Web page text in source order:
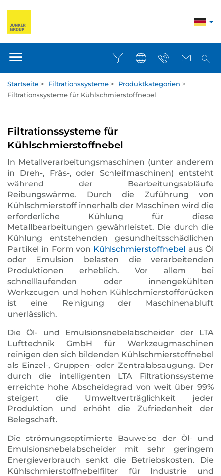
Startseite > Filtrationssysteme > Produktkategorien >
Filtrationssysteme für Kühlschmierstoffnebel
Filtrationssysteme für
Kühlschmierstoffnebel
In Metallverarbeitungsmaschinen (unter anderem
in Dreh-, Fräs-, oder Schleifmaschinen) entsteht
während der Bearbeitungsabläufe
Reibungswärme. Durch die Zuführung von
Kühlschmierstoff innerhalb der Maschinen wird die
erforderliche Kühlung für diese
Metallbearbeitungen gewährleistet. Die durch die
Kühlung entstehenden gesundheitsschädlichen
Partikel in Form von Kühlschmierstoffnebel aus Öl
oder Emulsion belasten die verarbeitenden
Produktionen erheblich. Vor allem bei
schnelllaufenden oder innengekühlten
Werkzeugen und hohen Kühlschmierstoffdrücken
ist eine Reinigung der Maschinenabluft
unerlässlich.
Die Öl- und Emulsionsnebelabscheider der LTA
Lufttechnik GmbH für Werkzeugmaschinen
reinigen den sich bildenden Kühlschmierstoffnebel
als Einzel-, Gruppen- oder Zentralabsaugung. Der
durch die intelligenten LTA Filtrationssysteme
erreichte hohe Abscheidegrad von weit über 99%
steigert die Umweltverträglichkeit jeder
Produktion und erhöht die Zufriedenheit der
Belegschaft.
Die strömungsoptimierte Bauweise der Öl- und
Emulsionsnebelabscheider mit sehr geringem
Energieverbrauch senkt die Betriebskosten. Die
Kühlschmierstoffnebelfilter für Industrie und